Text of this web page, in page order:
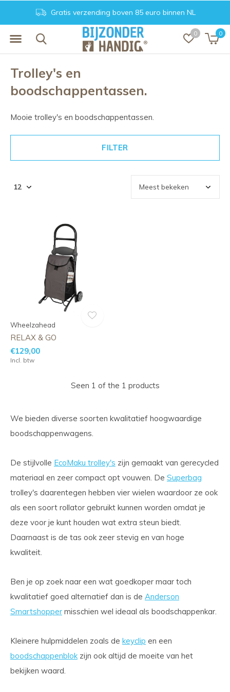
0 0
Gratis verzending boven 85 euro binnen NL
Trolley's en
boodschappentassen.
Mooie trolley's en boodschappentassen.
FILTER
Wheelzahead
RELAX & GO
€129,00
Incl. btw
Seen 1 of the 1 products
We bieden diverse soorten kwalitatief hoogwaardige
boodschappenwagens.
De stijlvolle EcoMaku trolley's zijn gemaakt van gerecycled
materiaal en zeer compact opt vouwen. De Superbag
trolley's daarentegen hebben vier wielen waardoor ze ook
als een soort rollator gebruikt kunnen worden omdat je
deze voor je kunt houden wat extra steun biedt.
Daarnaast is de tas ook zeer stevig en van hoge
kwaliteit.
Ben je op zoek naar een wat goedkoper maar toch
kwalitatief goed alternatief dan is de Anderson
Smartshopper misschien wel ideaal als boodschappenkar.
Kleinere hulpmiddelen zoals de keyclip en een
boodschappenblok zijn ook altijd de moeite van het
bekijken waard.